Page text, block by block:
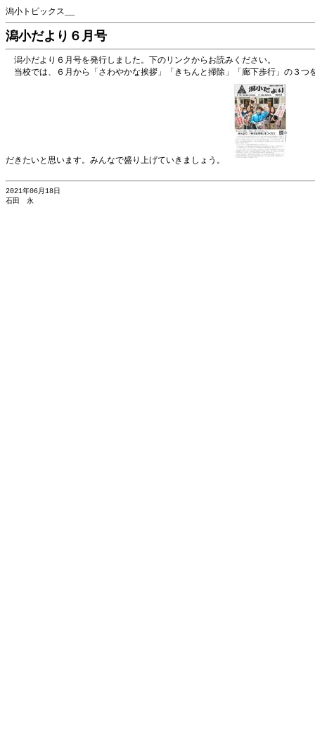
潟小トピックス__
潟小だより６月号
潟小だより６月号を発行しました。下のリンクからお読みください。
当校では、６月から「さわやかな挨拶」「きちんと掃除」「廊下歩行」の３
だきたいと思います。みんなで盛り上げていきましょう。
2021年06月18日
石田 永